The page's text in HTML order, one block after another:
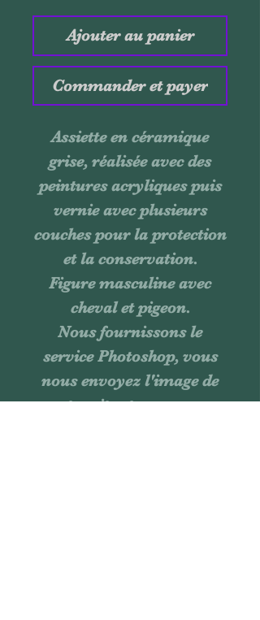
Ajouter au panier
Commander et payer
Assiette en céramique
grise, réalisée avec des
peintures acryliques puis
vernie avec plusieurs
couches pour la protection
et la conservation.
Figure masculine avec
cheval et pigeon.
Nous fournissons le
service Photoshop, vous
nous envoyez l'image de
votre site et nous vous